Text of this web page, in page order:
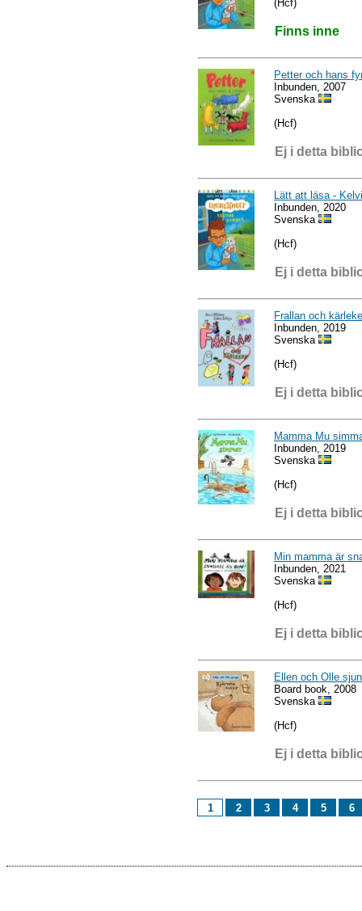
(Hcf)
Finns inne
Petter och hans
Inbunden, 2007
Svenska
(Hcf)
Ej i detta
Lätt att läsa -
Inbunden, 2020
Svenska
(Hcf)
Ej i detta
Frallan och
Inbunden, 2019
Svenska
(Hcf)
Ej i detta
Mamma Mu
Inbunden, 2019
Svenska
(Hcf)
Ej i detta
Min mamma är
Inbunden, 2021
Svenska
(Hcf)
Ej i detta
Ellen och Olle
Board book, 2008
Svenska
(Hcf)
Ej i detta
1 2 3 4 5 6